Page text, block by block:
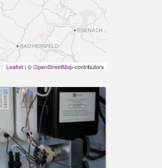
Leaflet| ©OpenStreetMapcontributors